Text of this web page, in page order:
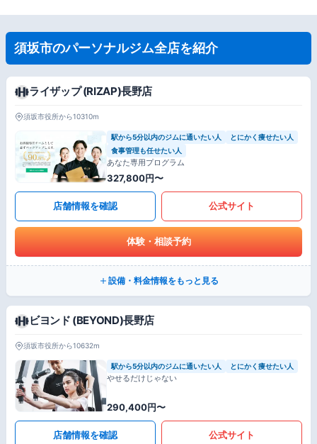
須坂市のパーソナルジム全店を紹介
ライザップ (RIZAP)長野店
須坂市役所から10310m
駅から5分以内のジムに通いたい人
とにかく痩せたい人
食事管理も任せたい人
あなた専用プログラム
327,800円〜
店舗情報を確認 公式サイト
体験・相談予約
設備・料金情報をもっと見る
ビヨンド (BEYOND)長野店
須坂市役所から10632m
駅から5分以内のジムに通いたい人 とにかく痩せたい人
やせるだけじゃない
290,400円〜
店舗情報を確認 公式サイト